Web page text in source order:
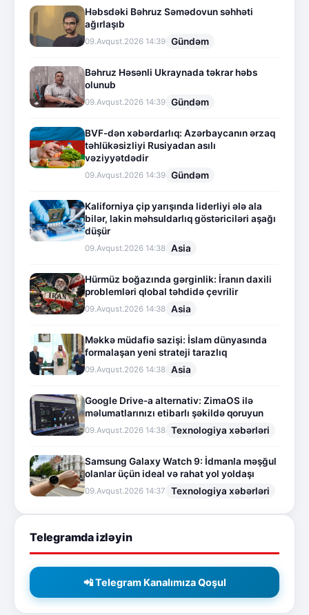
Həbsdəki Bəhruz Səmədovun səhhəti
ağırlaşıb
09.Avqust.2026 14:39 Gündəm
Bəhruz Həsənli Ukraynada təkrar həbs
olunub
09.Avqust.2026 14:39 Gündəm
BVF-dən xəbərdarlıq: Azərbaycanın ərzaq
təhlükəsizliyi Rusiyadan asılı
vəziyyətdədir
09.Avqust.2026 14:39 Gündəm
Kaliforniya çip yarışında liderliyi ələ ala
bilər, lakin məhsuldarlıq göstəriciləri aşağı
düşür
09.Avqust.2026 14:38 Asia
Hürmüz boğazında gərginlik: İranın daxili
problemləri qlobal təhdidə çevrilir
09.Avqust.2026 14:38 Asia
Məkkə müdafiə sazişi: İslam dünyasında
formalaşan yeni strateji tarazlıq
09.Avqust.2026 14:38 Asia
Google Drive-a alternativ: ZimaOS ilə
məlumatlarınızı etibarlı şəkildə qoruyun
09.Avqust.2026 14:38 Texnologiya xəbərləri
Samsung Galaxy Watch 9: İdmanla məşğul
olanlar üçün ideal və rahat yol yoldaşı
09.Avqust.2026 14:37 Texnologiya xəbərləri
Telegramda izləyin
📲 Telegram Kanalımıza Qoşul